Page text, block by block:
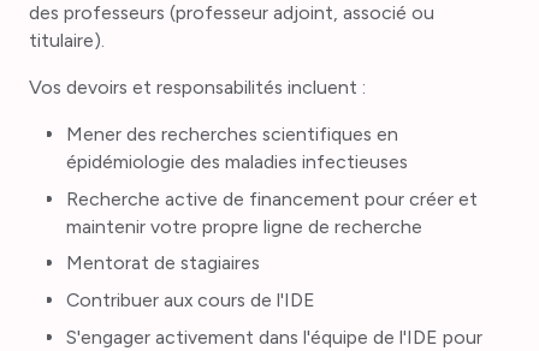
des professeurs (professeur adjoint, associé ou
titulaire).
Vos devoirs et responsabilités incluent :
Mener des recherches scientifiques en
épidémiologie des maladies infectieuses
Recherche active de financement pour créer et
maintenir votre propre ligne de recherche
Mentorat de stagiaires
Contribuer aux cours de l'IDE
S'engager activement dans l'équipe de l'IDE pour